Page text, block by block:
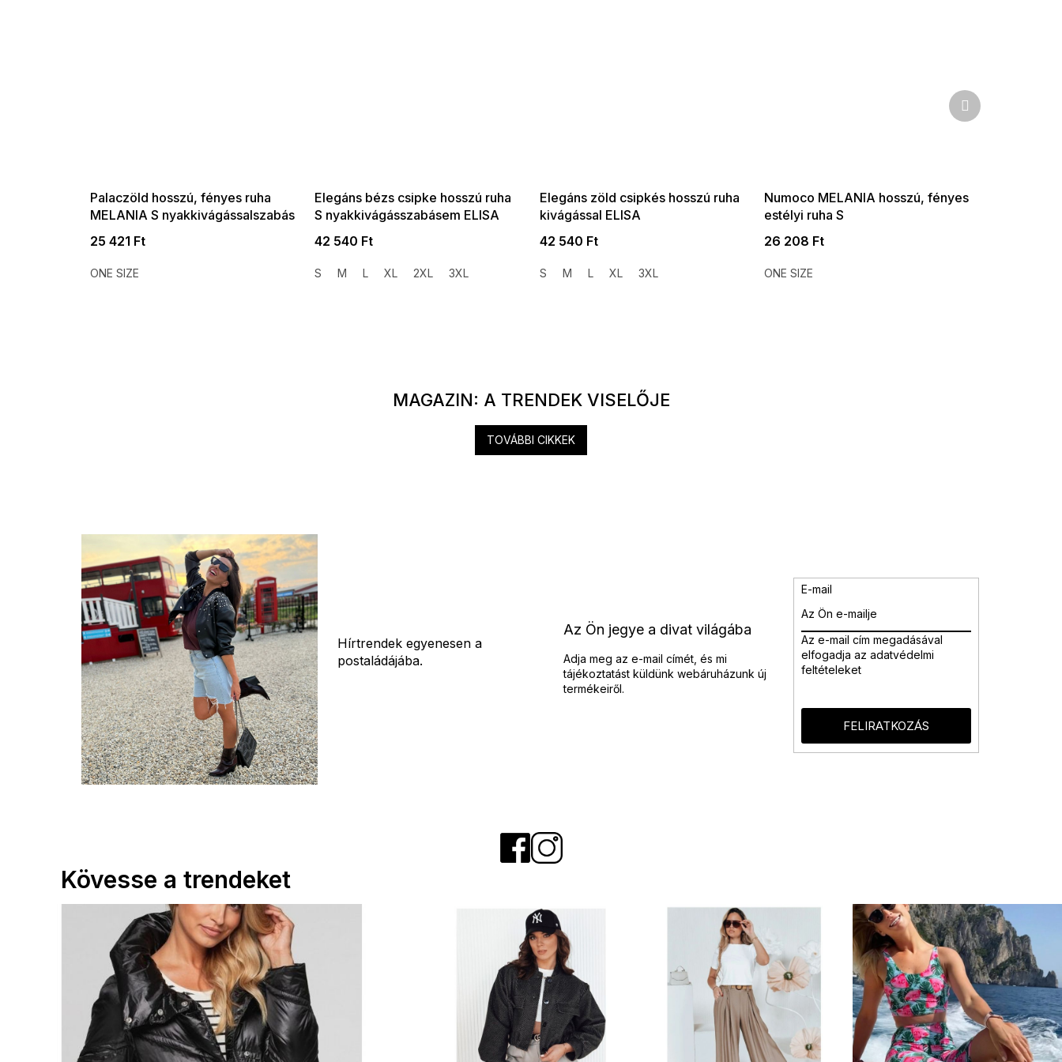
Palaczöld hosszú, fényes ruha
MELANIA S nyakkivágássalszabás
25 421 Ft
ONE SIZE
Elegáns bézs csipke hosszú ruha
S nyakkivágásszabásem ELISA
42 540 Ft
S M L XL 2XL 3XL
Elegáns zöld csipkés hosszú ruha
kivágással ELISA
42 540 Ft
S M L XL 3XL
Numoco MELANIA hosszú, fényes
estélyi ruha S
ujjú, pisztácia színű
26 208 Ft
ONE SIZE
Következő
termék
MAGAZIN: A TRENDEK VISELŐJE
TOVÁBBI CIKKEK
Hírtrendek egyenesen a
postaládájába.
Az Ön jegye a divat világába
Adja meg az e-mail címét, és mi
tájékoztatást küldünk webáruházunk új
termékeiről.
E-mail
Az e-mail cím megadásával
elfogadja az adatvédelmi
feltételeket
FELIRATKOZÁS